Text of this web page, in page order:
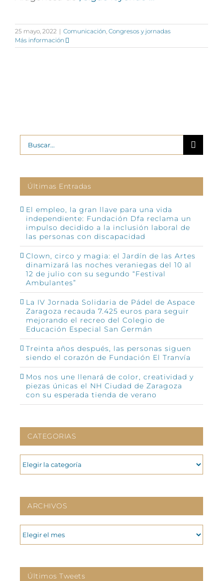
25 mayo, 2022 | Comunicación, Congresos y jornadas
Más información
Buscar:
Últimas Entradas
El empleo, la gran llave para una vida
independiente: Fundación Dfa reclama un
impulso decidido a la inclusión laboral de
las personas con discapacidad
Clown, circo y magia: el Jardín de las Artes
dinamizará las noches veraniegas del 10 al
12 de julio con su segundo “Festival
Ambulantes”
La IV Jornada Solidaria de Pádel de Aspace
Zaragoza recauda 7.425 euros para seguir
mejorando el recreo del Colegio de
Educación Especial San Germán
Treinta años después, las personas siguen
siendo el corazón de Fundación El Tranvía
Mos nos une llenará de color, creatividad y
piezas únicas el NH Ciudad de Zaragoza
con su esperada tienda de verano
CATEGORIAS
CATEGORIAS
ARCHIVOS
ARCHIVOS
Últimos Tweets